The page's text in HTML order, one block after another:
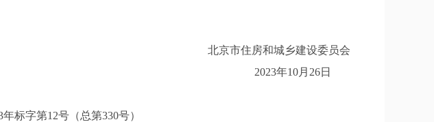
北京市住房和城乡建设委员会
2023年10月26日
字第12号（总第330号）